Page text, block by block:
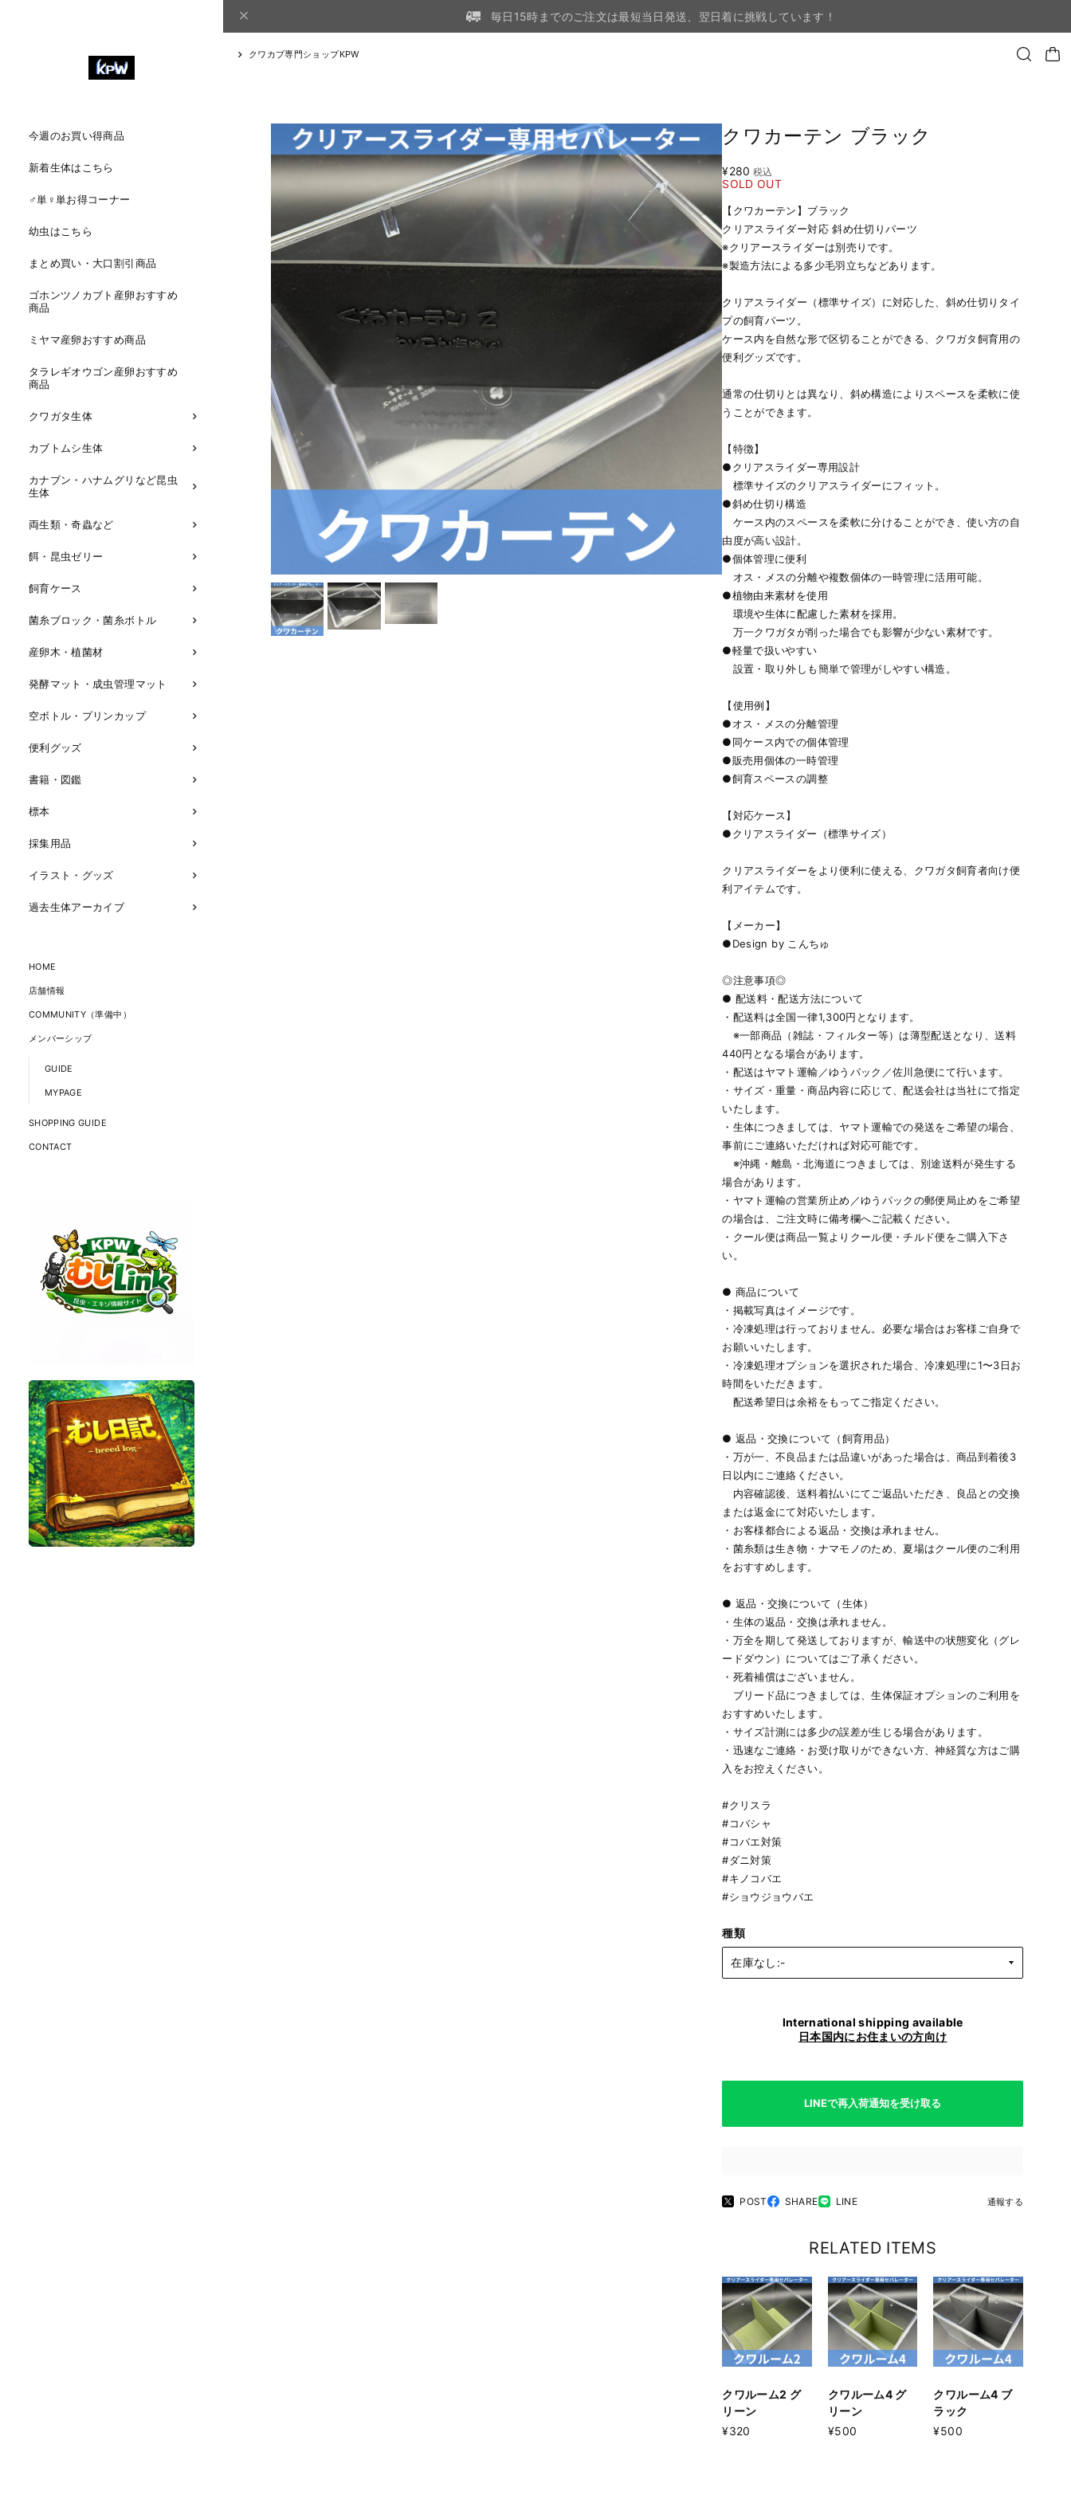
今週のお買い得商品
新着生体はこちら
♂単♀単お得コーナー
幼虫はこちら
まとめ買い・大口割引商品
ゴホンツノカブト産卵おすすめ
商品
ミヤマ産卵おすすめ商品
タラレギオウゴン産卵おすすめ
商品
クワガタ生体
カブトムシ生体
カナブン・ハナムグリなど昆虫
生体
両生類・奇蟲など
餌・昆虫ゼリー
飼育ケース
菌糸ブロック・菌糸ボトル
産卵木・植菌材
発酵マット・成虫管理マット
空ボトル・プリンカップ
便利グッズ
書籍・図鑑
標本
採集用品
イラスト・グッズ
過去生体アーカイブ
HOME
店舗情報
COMMUNITY（準備中）
メンバーシップ
GUIDE
MYPAGE
SHOPPING GUIDE
CONTACT
毎日15時までのご注文は最短当日発送、翌日着に挑戦しています！
クワカブ専門ショップKPW
クワカーテン ブラック
¥280 税込
SOLD OUT
【クワカーテン】ブラック
クリアスライダー対応 斜め仕切りパーツ
※クリアースライダーは別売りです。
※製造方法による多少毛羽立ちなどあります。
クリアスライダー（標準サイズ）に対応した、斜め仕切りタイ
プの飼育パーツ。
ケース内を自然な形で区切ることができる、クワガタ飼育用の
便利グッズです。
通常の仕切りとは異なり、斜め構造によりスペースを柔軟に使
うことができます。
【特徴】
●クリアスライダー専用設計
標準サイズのクリアスライダーにフィット。
●斜め仕切り構造
ケース内のスペースを柔軟に分けることができ、使い方の自
由度が高い設計。
●個体管理に便利
オス・メスの分離や複数個体の一時管理に活用可能。
●植物由来素材を使用
環境や生体に配慮した素材を採用。
万一クワガタが削った場合でも影響が少ない素材です。
●軽量で扱いやすい
設置・取り外しも簡単で管理がしやすい構造。
【使用例】
●オス・メスの分離管理
●同ケース内での個体管理
●販売用個体の一時管理
●飼育スペースの調整
【対応ケース】
●クリアスライダー（標準サイズ）
クリアスライダーをより便利に使える、クワガタ飼育者向け便
利アイテムです。
【メーカー】
●Design by こんちゅ
◎注意事項◎
● 配送料・配送方法について
・配送料は全国一律1,300円となります。
※一部商品（雑誌・フィルター等）は薄型配送となり、送料
440円となる場合があります。
・配送はヤマト運輸／ゆうパック／佐川急便にて行います。
・サイズ・重量・商品内容に応じて、配送会社は当社にて指定
いたします。
・生体につきましては、ヤマト運輸での発送をご希望の場合、
事前にご連絡いただければ対応可能です。
※沖縄・離島・北海道につきましては、別途送料が発生する
場合があります。
・ヤマト運輸の営業所止め／ゆうパックの郵便局止めをご希望
の場合は、ご注文時に備考欄へご記載ください。
・クール便は商品一覧よりクール便・チルド便をご購入下さ
い。
● 商品について
・掲載写真はイメージです。
・冷凍処理は行っておりません。必要な場合はお客様ご自身で
お願いいたします。
・冷凍処理オプションを選択された場合、冷凍処理に1〜3日お
時間をいただきます。
配送希望日は余裕をもってご指定ください。
● 返品・交換について（飼育用品）
・万が一、不良品または品違いがあった場合は、商品到着後3
日以内にご連絡ください。
内容確認後、送料着払いにてご返品いただき、良品との交換
または返金にて対応いたします。
・お客様都合による返品・交換は承れません。
・菌糸類は生き物・ナマモノのため、夏場はクール便のご利用
をおすすめします。
● 返品・交換について（生体）
・生体の返品・交換は承れません。
・万全を期して発送しておりますが、輸送中の状態変化（グレ
ードダウン）についてはご了承ください。
・死着補償はございません。
ブリード品につきましては、生体保証オプションのご利用を
おすすめいたします。
・サイズ計測には多少の誤差が生じる場合があります。
・迅速なご連絡・お受け取りができない方、神経質な方はご購
入をお控えください。
#クリスラ
#コバシャ
#コバエ対策
#ダニ対策
#キノコバエ
#ショウジョウバエ
種類
International shipping available
日本国内にお住まいの方向け
LINEで再入荷通知を受け取る
POST SHARE LINE 通報する
RELATED ITEMS
クワルーム2 グ
リーン
¥320
クワルーム4 グ
リーン
¥500
クワルーム4 ブ
ラック
¥500